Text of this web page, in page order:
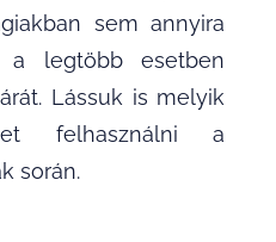
sem annyira
a legtöbb esetben
Lássuk is melyik
felhasználni a
során.